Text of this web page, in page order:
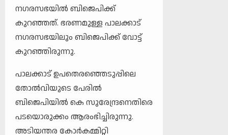
നഗരസഭയിൽ ബിജെപിക്ക്
കുറഞ്ഞത്. ഭരണമുള്ള പാലക്കാട്
നഗരസഭയിലും ബിജെപിക്ക് വോട്ട്
കുറഞ്ഞിരുന്നു.
പാലക്കാട് ഉപതെരഞ്ഞെടുപ്പിലെ
തോൽവിയുടെ പേരിൽ
ബിജെപിയിൽ കെ സുരേന്ദ്രനെതിരെ
പടയൊരുക്കം ആരംഭിച്ചിരുന്നു.
അടിയന്തര കോർകമ്മിറ്റി